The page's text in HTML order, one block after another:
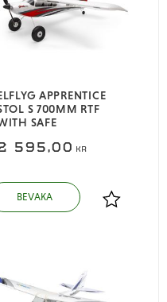
i favoriter
APPRENTICE
S 700MM RTF
SAFE
595,00 KR
Lägg till i